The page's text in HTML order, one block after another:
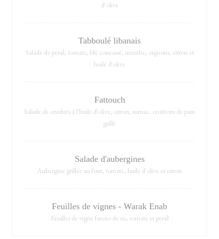
d'olive
Tabboulé libanais
Salade de persil, tomate, blé concassé, menthe, oignons, citron et
huile d'olive
Fattouch
Salade de crudités à l'huile d'olive, citron, sumac, croûtons de pain
grillé
Salade d'aubergines
Aubergine grillée au four, tomate, huile d'olive et citron
Feuilles de vignes - Warak Enab
Feuilles de vigne farcies de riz, tomate et persil